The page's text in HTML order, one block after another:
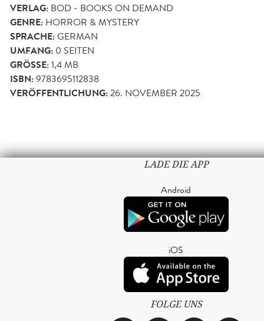
VERLAG: BOD - BOOKS ON DEMAND
GENRE: HORROR & MYSTERY
SPRACHE:GERMAN
UMFANG: 0 SEITEN
GRÖSSE: 1,4 MB
ISBN:9783695112838
VERÖFFENTLICHUNG:26. NOVEMBER 2025
LADE DIE APP
Android
iOS
FOLGE UNS